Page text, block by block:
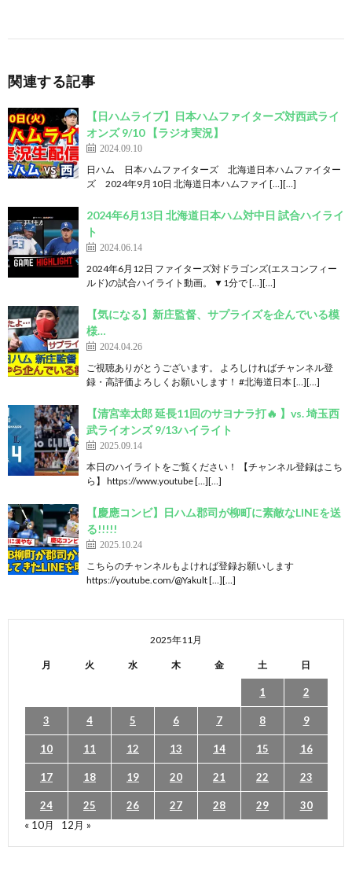
関連する記事
【日ハムライブ】日本ハムファイターズ対西武ライ
オンズ 9/10 【ラジオ実況】
2024.09.10
日ハム 日本ハムファイターズ 北海道日本ハムファイター
ズ 2024年9月10日 北海道日本ハムファイ […][…]
2024年6月13日 北海道日本ハム対中日 試合ハイライ
ト
2024.06.14
2024年6月12日 ファイターズ対ドラゴンズ(エスコンフィー
ルド)の試合ハイライト動画。 ▼1分で […][…]
【気になる】新庄監督、サプライズを企んでいる模
様…
2024.04.26
ご視聴ありがとうございます。 よろしければチャンネル登
録・高評価よろしくお願いします！ #北海道日本 […][…]
【清宮幸太郎 延長11回のサヨナラ打🔥 】vs. 埼玉西
武ライオンズ 9/13ハイライト
2025.09.14
本日のハイライトをご覧ください！ 【チャンネル登録はこち
ら】 https://www.youtube […][…]
【慶應コンビ】日ハム郡司が柳町に素敵なLINEを送
る!!!!!
2025.10.24
こちらのチャンネルもよければ登録お願いします
https://youtube.com/@Yakult […][…]
2025年11月
月 火 水 木 金 土 日
1 2
3 4 5 6 7 8 9
10 11 12 13 14 15 16
17 18 19 20 21 22 23
24 25 26 27 28 29
30
« 10月
12月 »